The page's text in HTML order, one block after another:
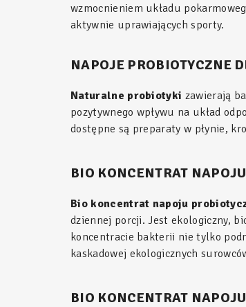
wzmocnieniem układu
aktywnie uprawiających sporty.
NAPOJE PROBIOTYCZNE
Naturalne probiotyki zawierają
pozytywnego wpływu na układ
dostępne są preparaty w płynie,
BIO KONCENTRAT
Bio koncentrat napoju
dziennej porcji. Jest ekologiczny,
koncentracie bakterii nie tylko
kaskadowej ekologicznych
BIO KONCENTRAT